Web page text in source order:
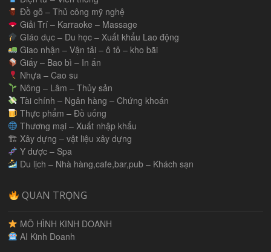
Đồ gỗ – Thủ công mỹ nghệ
Giải Trí – Karraoke – Massage
GIáo dục – Du học – Xuất khẩu Lao động
Giao nhận – Vận tải – ô tô – kho bãi
Giấy – Bao bì – In ấn
Nhựa – Cao su
Nông – Lâm – Thủy sản
Tài chính – Ngân hàng – Chứng khoán
Thực phẩm – Đồ uống
Thương mại – Xuất nhập khẩu
🏗 Xây dựng – vật liệu xây dựng
Y dược – Spa
Du lịch – Nhà hàng,cafe,bar,pub – Khách sạn
QUAN TRỌNG
MÔ HÌNH KINH DOANH
AI Kinh Doanh